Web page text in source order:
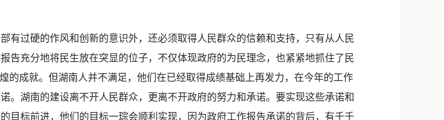
过硬的作风和创新的意识外，还必须取得人民群众的信赖和支持，只有从人民
告充分地将民生放在突显的位子，不仅体现政府的为民理念，也紧紧地抓住了民
的成就。但湖南人并不满足，他们在已经取得成绩基础上再发力，在今年的工作
。湖南的建设离不开人民群众，更离不开政府的努力和承诺。要实现这些承诺和
目标前进，他们的目标一琮会顺利实现，因为政府工作报告承诺的背后，有千千